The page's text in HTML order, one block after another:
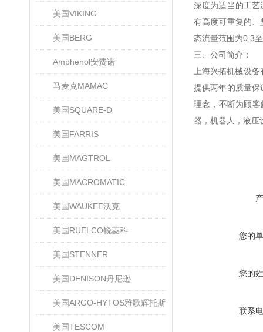
美国VIKING
美国BERG
Amphenol安费诺
马麦克MAMAC
美国SQUARE-D
美国FARRIS
美国MAGTROL
美国MACROMATIC
美国WAUKEE沃克
美国RUELCO锐菱科
美国STENNER
美国DENISON丹尼逊
美国ARGO-HYTOS雅歌辉托斯
美国TESCOM
深度为适当的工
有高度可重复的
态流量范围为0.3
三、公司简介：
上海兴拓机械设
提供两年的质量保
理念，不断为顾
器，机器人，液压
您的
您的
联系